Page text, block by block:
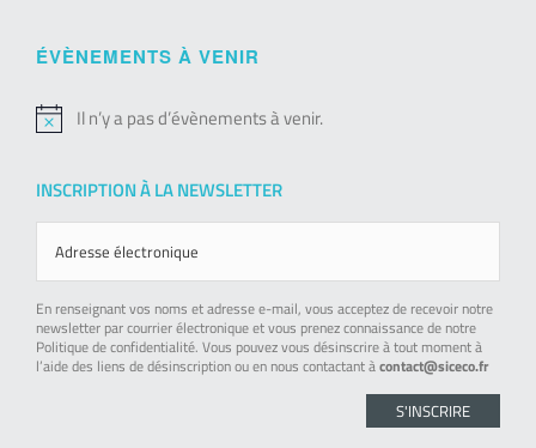
ÉVÈNEMENTS À VENIR
Notice
Il n’y a pas d’évènements à venir.
INSCRIPTION À LA NEWSLETTER
En renseignant vos noms et adresse e-mail, vous acceptez de recevoir notre
newsletter par courrier électronique et vous prenez connaissance de notre
Politique de confidentialité. Vous pouvez vous désinscrire à tout moment à
l’aide des liens de désinscription ou en nous contactant àcontact@siceco.fr